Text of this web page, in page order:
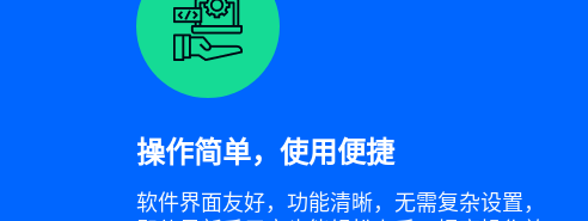
操作简单，使用便捷
软件界面友好，功能清晰，无需复杂设置，